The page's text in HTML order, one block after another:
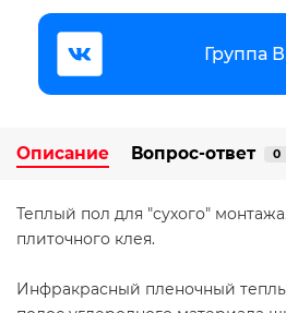
Группа
Описание Вопрос-ответ 0
Теплый пол для "сухого"
плиточного клея.
Инфракрасный пленочный